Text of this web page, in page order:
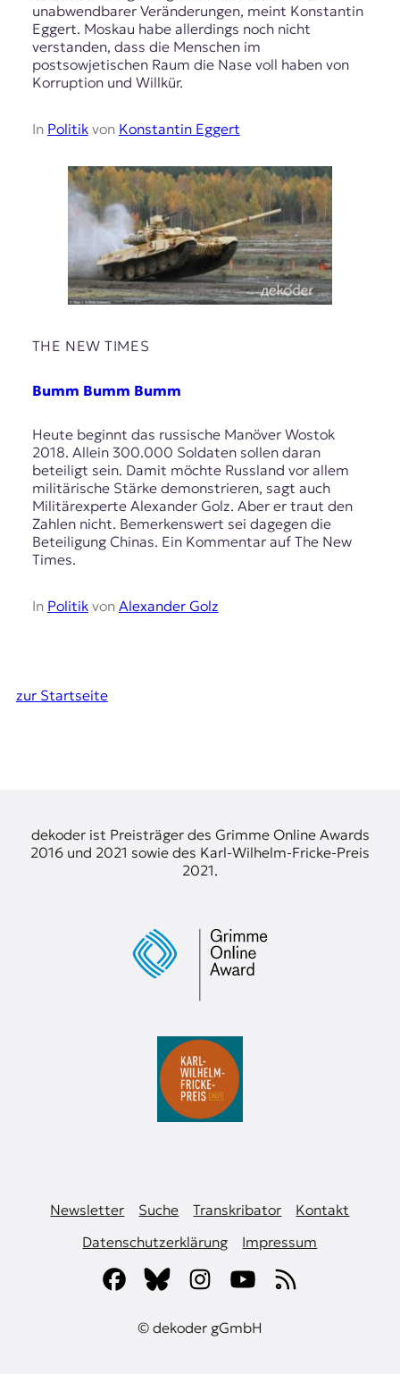
unabwendbarer Veränderungen, meint Konstantin
Eggert. Moskau habe allerdings noch nicht
verstanden, dass die Menschen im
postsowjetischen Raum die Nase voll haben von
Korruption und Willkür.
In Politikvon Konstantin Eggert
THE NEW TIMES
Bumm Bumm Bumm
Heute beginnt das russische Manöver Wostok
2018. Allein 300.000 Soldaten sollen daran
beteiligt sein. Damit möchte Russland vor allem
militärische Stärke demonstrieren, sagt auch
Militärexperte Alexander Golz. Aber er traut den
Zahlen nicht. Bemerkenswert sei dagegen die
Beteiligung Chinas. Ein Kommentar auf The New
Times.
In Politikvon Alexander Golz
zur Startseite
dekoder ist Preisträger des Grimme Online Awards
2016 und 2021 sowie des Karl-Wilhelm-Fricke-Preis
2021.
Newsletter Suche Transkribator
Kontakt
Datenschutzerklärung
Impressum
© dekoder gGmbH